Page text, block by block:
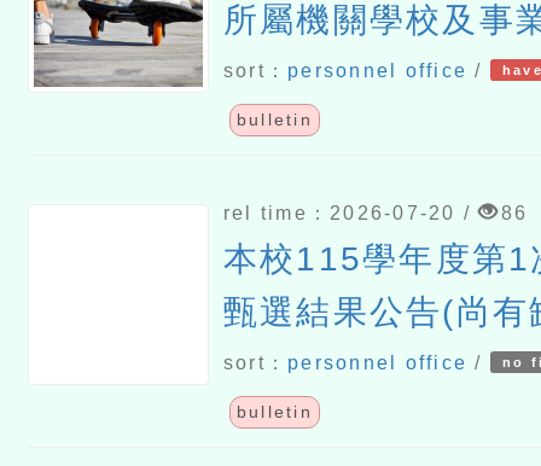
所屬機關學校及事
升臺灣台語能力作
115年7月23日生效
sort： personnel office /
bulletin
rel time：2026-07-20 / 86
本校115學年度第1
甄選結果公告(尚有
sort： personnel office / no
bulletin